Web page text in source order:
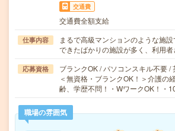
交通費
交通費全額支給
仕事内容
まるで高級マンションのような施
できたばかりの施設が多く、利用
応募資格
ブランクOK / パソコンスキル不要 /
＜無資格・ブランクOK！＞介護の
齢、学歴不問！・WワークOK！・
職場の雰囲気